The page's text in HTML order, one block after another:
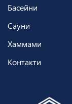
Басейни
Сауни
Хаммами
Контакти